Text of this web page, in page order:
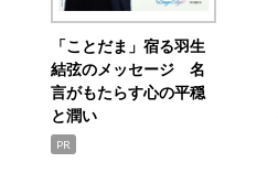
「ことだま」宿る羽生
結弦のメッセージ 名
言がもたらす心の平穏
と潤い
PR